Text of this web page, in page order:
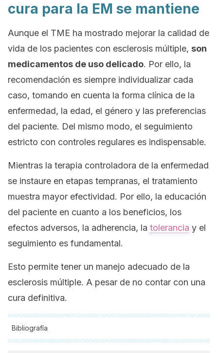
cura para la EM se mantiene
Aunque el TME ha mostrado mejorar la calidad de
vida de los pacientes con esclerosis múltiple, son
medicamentos de uso delicado. Por ello, la
recomendación es siempre individualizar cada
caso, tomando en cuenta la forma clínica de la
enfermedad, la edad, el género y las preferencias
del paciente. Del mismo modo, el seguimiento
estricto con controles regulares es indispensable.
Mientras la terapia controladora de la enfermedad
se instaure en etapas tempranas, el tratamiento
muestra mayor efectividad. Por ello, la educación
del paciente en cuanto a los beneficios, los
efectos adversos, la adherencia, la tolerancia y el
seguimiento es fundamental.
Esto permite tener un manejo adecuado de la
esclerosis múltiple. A pesar de no contar con una
cura definitiva.
Bibliografía
Todas las fuentes citadas fueron revisadas a profundidad por